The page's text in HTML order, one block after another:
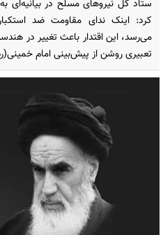
کرد: اینک ندای مقاومت ضد
می‌رسد، این اقتدار باعث تغییر در
تعبیری روشن از پیش‌بینی امام